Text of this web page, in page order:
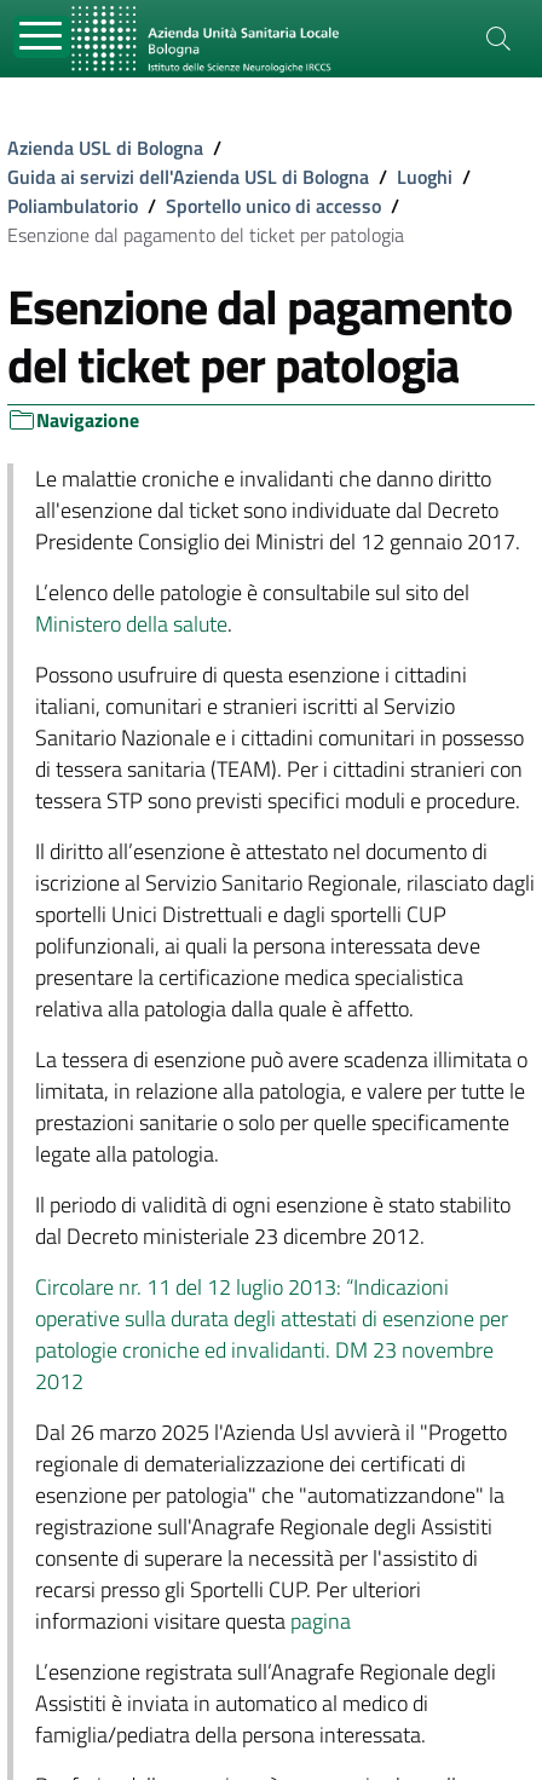
Azienda USL di Bologna /
Guida ai servizi dell'Azienda USL di Bologna / Luoghi /
Poliambulatorio / Sportello unico di accesso /
Esenzione dal pagamento del ticket per patologia
Esenzione dal pagamento
del ticket per patologia
Navigazione
Le malattie croniche e invalidanti che danno diritto
all'esenzione dal ticket sono individuate dal Decreto
Presidente Consiglio dei Ministri del 12 gennaio 2017.
L’elenco delle patologie è consultabile sul sito del
Ministero della salute.
Possono usufruire di questa esenzione i cittadini
italiani, comunitari e stranieri iscritti al Servizio
Sanitario Nazionale e i cittadini comunitari in possesso
di tessera sanitaria (TEAM). Per i cittadini stranieri con
tessera STP sono previsti specifici moduli e procedure.
Il diritto all’esenzione è attestato nel documento di
iscrizione al Servizio Sanitario Regionale, rilasciato dagli
sportelli Unici Distrettuali e dagli sportelli CUP
polifunzionali, ai quali la persona interessata deve
presentare la certificazione medica specialistica
relativa alla patologia dalla quale è affetto.
La tessera di esenzione può avere scadenza illimitata o
limitata, in relazione alla patologia, e valere per tutte le
prestazioni sanitarie o solo per quelle specificamente
legate alla patologia.
Il periodo di validità di ogni esenzione è stato stabilito
dal Decreto ministeriale 23 dicembre 2012.
Circolare nr. 11 del 12 luglio 2013: “Indicazioni
operative sulla durata degli attestati di esenzione per
patologie croniche ed invalidanti. DM 23 novembre
2012
Dal 26 marzo 2025 l'Azienda Usl avvierà il "Progetto
regionale di dematerializzazione dei certificati di
esenzione per patologia" che "automatizzandone" la
registrazione sull'Anagrafe Regionale degli Assistiti
consente di superare la necessità per l'assistito di
recarsi presso gli Sportelli CUP. Per ulteriori
informazioni visitare questapagina
L’esenzione registrata sull’Anagrafe Regionale degli
Assistiti è inviata in automatico al medico di
famiglia/pediatra della persona interessata.